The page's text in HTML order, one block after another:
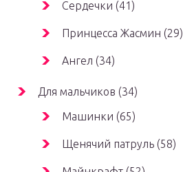
Сердечки (41)
Принцесса Жасмин (29)
Ангел (34)
Для мальчиков (34)
Машинки (65)
Щенячий патруль (58)